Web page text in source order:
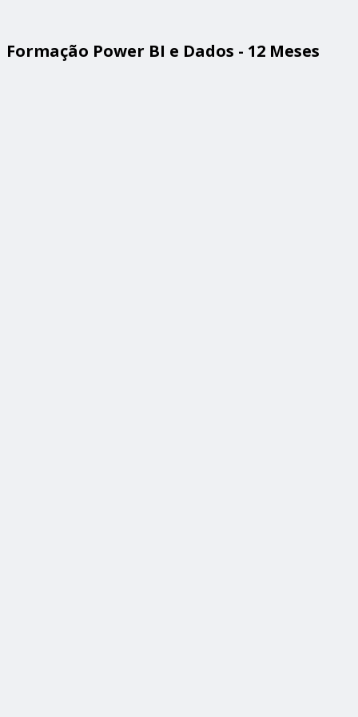
Formação Power BI e Dados - 12 Meses